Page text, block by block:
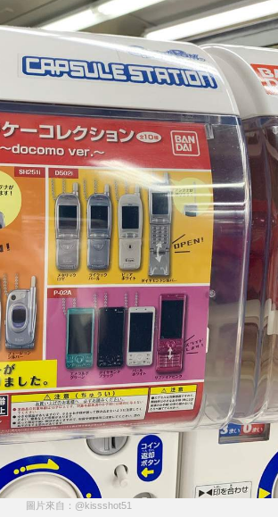
圖片來自：@kissshot51